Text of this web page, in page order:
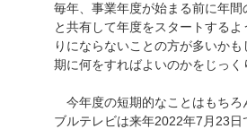
毎年、事業年度が始まる前に年
と共有して年度をスタートする
りにならないことの方が多いか
期に何をすればよいのかをじっく
今年度の短期的なことはもちろ
ブルテレビは来年2022年7月23